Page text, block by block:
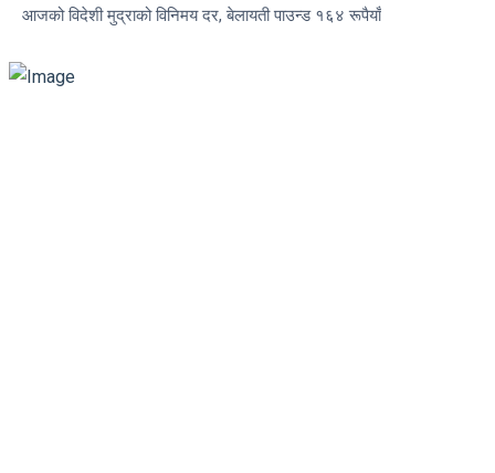
आजको विदेशी मुद्राको विनिमय दर, बेलायती पाउन्ड १६४ रूपैयाँ